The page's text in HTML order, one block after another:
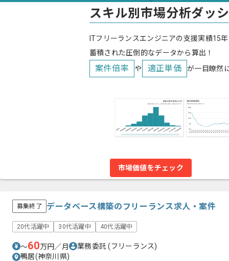
スキル別市場分析ダッ
ITフリーランスエンジニアの支援実績15
蓄積された圧倒的なデータから算出！
案件倍率 や 適正単価 が一目瞭然
市場価値をチェック
募集終了 データベース構築のフリーランス求人・案件
20代活躍中 30代活躍中 40代活躍中
〜60万円／月 業務委託(フリーランス)
鴨居(神奈川県)